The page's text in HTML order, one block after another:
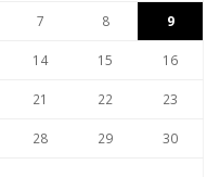
7 8 9
14 15 16
21 22 23
28 29 30